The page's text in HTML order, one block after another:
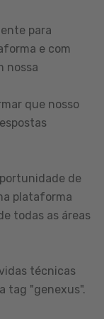
para
e com
nossa
que nosso
de
plataforma
todas as áreas
técnicas
tag "genexus".